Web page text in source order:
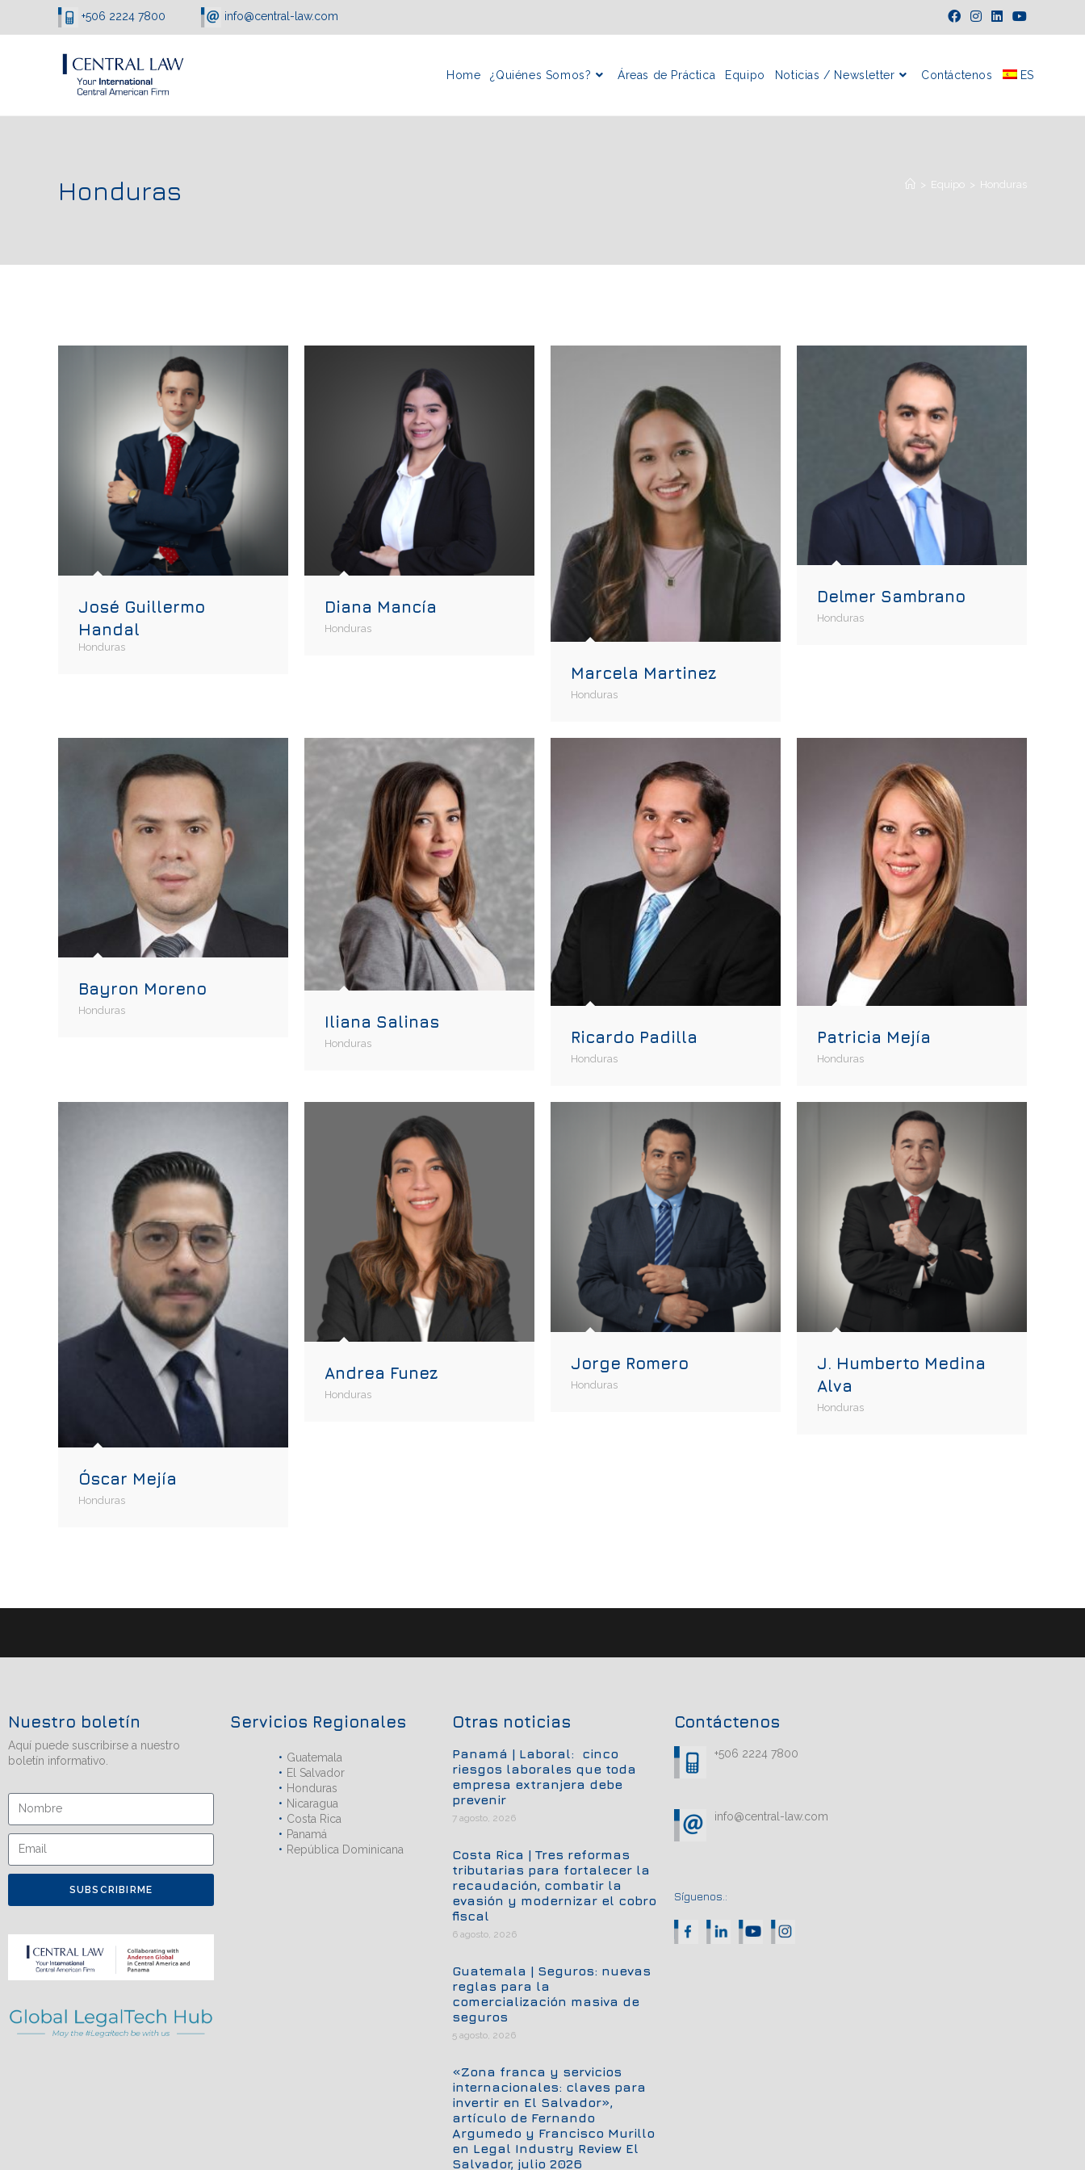
+506 2224 7800 info@central-law.com
Home ¿Quiénes Somos? Áreas de Práctica Equipo Noticias / Newsletter Contáctenos ES
Honduras > Equipo > Honduras
José Guillermo
Handal
Honduras
Diana Mancía
Honduras
Marcela Martinez
Honduras
Delmer Sambrano
Honduras
Bayron Moreno
Honduras
Iliana Salinas
Honduras Ricardo Padilla
Honduras
Patricia Mejía
Honduras
Óscar Mejía
Honduras
Andrea Funez
Honduras
Jorge Romero
Honduras
J. Humberto Medina
Alva
Honduras
Nuestro boletín
Aquí puede suscribirse a nuestro
boletín informativo.
SUBSCRIBIRME
Servicios Regionales
Guatemala
El Salvador
Honduras
Nicaragua
Costa Rica
Panamá
República Dominicana
Otras noticias
Panamá | Laboral: cinco
riesgos laborales que toda
empresa extranjera debe
prevenir
7 agosto, 2026
Costa Rica | Tres reformas
tributarias para fortalecer la
recaudación, combatir la
evasión y modernizar el cobro
fiscal
6 agosto, 2026
Guatemala | Seguros: nuevas
reglas para la
comercialización masiva de
seguros
5 agosto, 2026
«Zona franca y servicios
internacionales: claves para
invertir en El Salvador»,
artículo de Fernando
Argumedo y Francisco Murillo
en Legal Industry Review El
Salvador, julio 2026
Contáctenos
+506 2224 7800
info@central-law.com
Síguenos.: